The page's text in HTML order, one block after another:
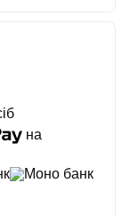
на
Моно банк